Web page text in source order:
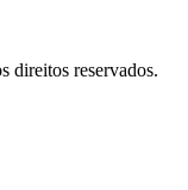
direitos reservados.